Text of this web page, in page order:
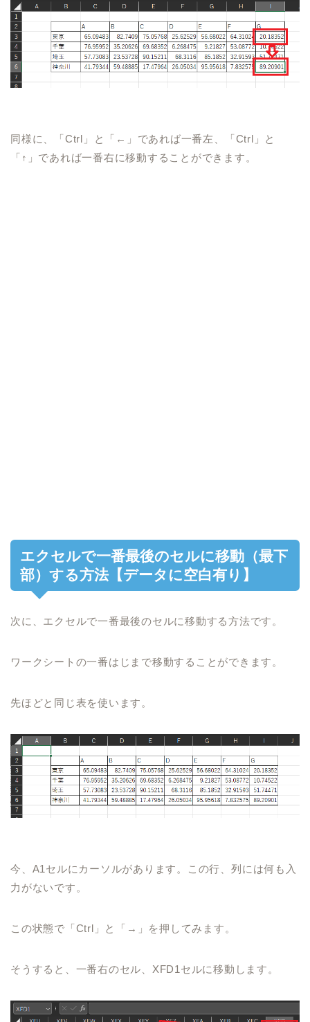
同様に、 「Ctrl 」と「←」であれば一番左、「Ctrl 」と
「↑」であれば一番右に移動することができます。
エクセルで一番最後のセルに移動（最下
部）する方法【データに空白有り】
次に、 エクセルで一番最後のセルに移動する方法です。
ワークシートの一番はじまで移動することができます。
先ほどと同じ表を使います。
今、 A1 セルにカーソルがあります。この行、列には何も入
力がないです。
この状態で「Ctrl 」と「→」を押してみます。
そうすると、一番右のセル XFD1 セルに移動します。